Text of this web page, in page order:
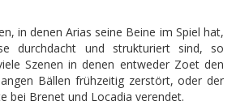
in denen Arias seine Beine im Spiel hat,
durchdacht und strukturiert sind, so
Szenen in denen entweder Zoet den
Bällen frühzeitig zerstört, oder der
bei Brenet und Locadia verendet.